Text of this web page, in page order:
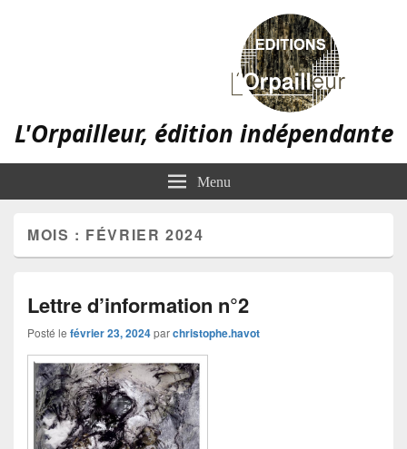
L'Orpailleur, édition indépendante
Menu
MOIS : FÉVRIER 2024
Lettre d’information n°2
Posté le février 23, 2024parchristophe.havot